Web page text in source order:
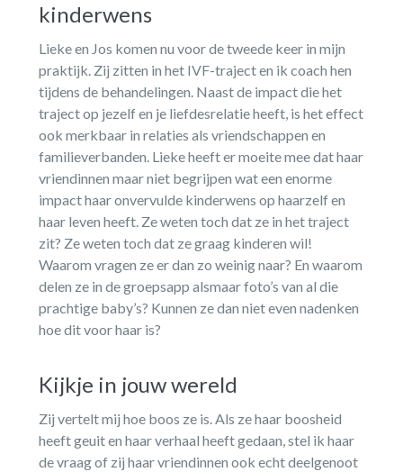
kinderwens
Lieke en Jos komen nu voor de tweede keer in mijn
praktijk. Zij zitten in het IVF-traject en ik coach hen
tijdens de behandelingen. Naast de impact die het
traject op jezelf en je liefdesrelatie heeft, is het effect
ook merkbaar in relaties als vriendschappen en
familieverbanden. Lieke heeft er moeite mee dat haar
vriendinnen maar niet begrijpen wat een enorme
impact haar onvervulde kinderwens op haarzelf en
haar leven heeft. Ze weten toch dat ze in het traject
zit? Ze weten toch dat ze graag kinderen wil!
Waarom vragen ze er dan zo weinig naar? En waarom
delen ze in de groepsapp alsmaar foto’s van al die
prachtige baby’s? Kunnen ze dan niet even nadenken
hoe dit voor haar is?
Kijkje in jouw wereld
Zij vertelt mij hoe boos ze is. Als ze haar boosheid
heeft geuit en haar verhaal heeft gedaan, stel ik haar
de vraag of zij haar vriendinnen ook echt deelgenoot